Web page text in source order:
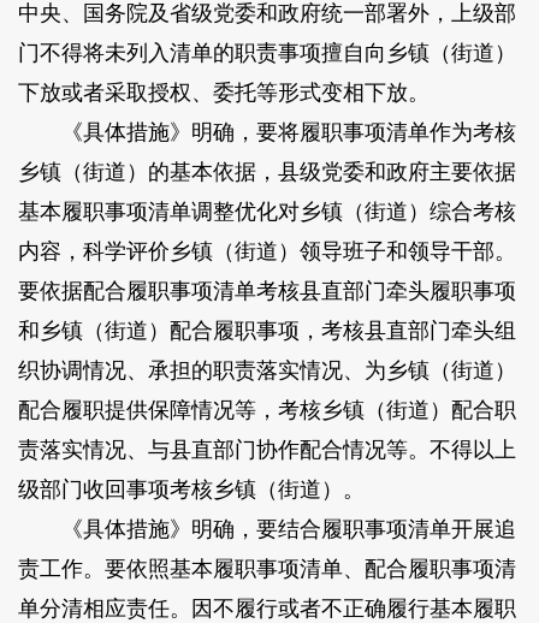
中央、国务院及省级党委和政府统一部署外，上级部
门不得将未列入清单的职责事项擅自向乡镇（街道）
下放或者采取授权、委托等形式变相下放。
《具体措施》明确，要将履职事项清单作为考核
乡镇（街道）的基本依据，县级党委和政府主要依据
基本履职事项清单调整优化对乡镇（街道）综合考核
内容，科学评价乡镇（街道）领导班子和领导干部。
要依据配合履职事项清单考核县直部门牵头履职事项
和乡镇（街道）配合履职事项，考核县直部门牵头组
织协调情况、承担的职责落实情况、为乡镇（街道）
配合履职提供保障情况等，考核乡镇（街道）配合职
责落实情况、与县直部门协作配合情况等。不得以上
级部门收回事项考核乡镇（街道）。
《具体措施》明确，要结合履职事项清单开展追
责工作。要依照基本履职事项清单、配合履职事项清
单分清相应责任。因不履行或者不正确履行基本履职